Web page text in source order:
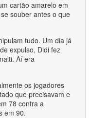
cartão amarelo em
souber antes o que
tudo. Um dia já
expulso, Didi fez
Aí era
os jogadores
que precisavam e
78 contra a
em 90.